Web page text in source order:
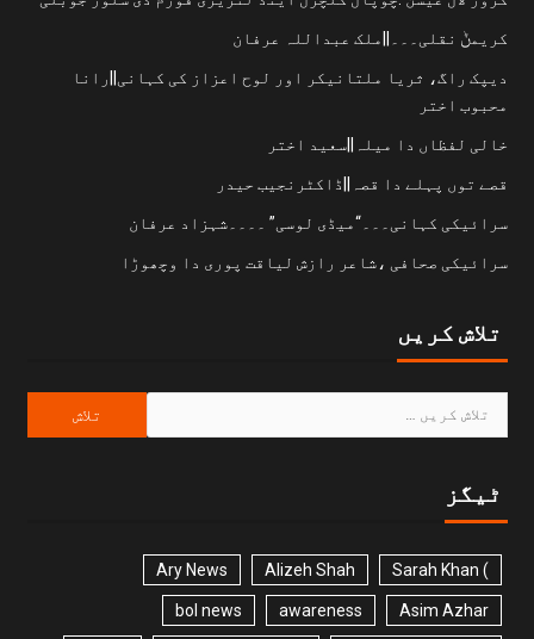
کریمݨ نقلی۔۔۔||ملک عبداللہ عرفان
دیپک راگ، ثریا ملتانیکر اور لوح اعزاز کی کہانی||رانا
محبوب اختر
خالی لفظاں دا میلہ||سعید اختر
قصے توں پہلے دا قصہ||ڈاکٹرنجیب حیدر
سرائیکی کہانی۔۔۔“میڈی لوسی” ۔۔۔۔شہزاد عرفان
سرائیکی صحافی ،شاعر رازش لیاقت پوری دا وچھوڑا
تلاش کریں
ٹیگز
) Sarah Khan
Alizeh Shah
Ary News
Asim Azhar
awareness
bol news